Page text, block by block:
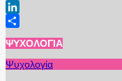
Tumblr
LinkedIn
ΨΥΧΟΛΟΓΊΑ
Ψυχολογία